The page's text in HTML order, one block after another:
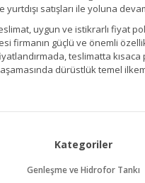
yurtdışı satışları ile yoluna
uygun ve istikrarlı fiyat
firmanın güçlü ve önemli
teslimatta kısaca
aşamasında dürüstlük temel
Kategoriler
Genleşme ve Hidrofor Tankı